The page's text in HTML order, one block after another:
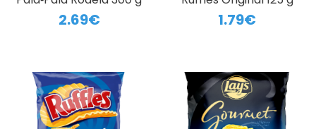
2.69€ 1.79€